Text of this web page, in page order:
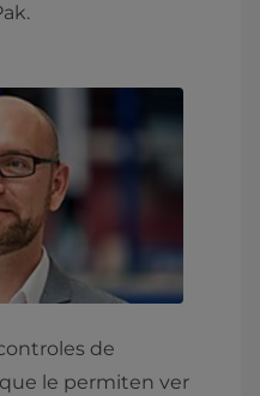
de
le permiten ver